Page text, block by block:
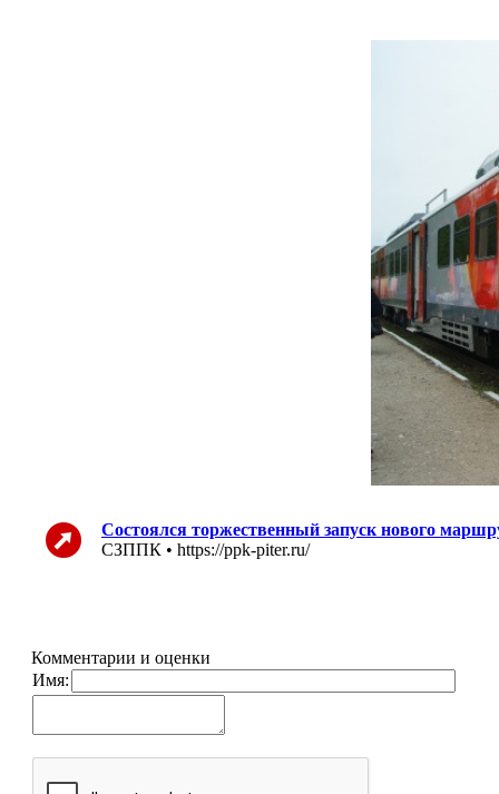
Состоялся торжественный запуск нового
СЗППК • https://ppk-piter.ru/
Комментарии и оценки
Имя: